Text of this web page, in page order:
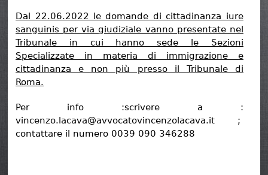
Dal 22.06.2022 le domande di cittadinanza iure
sanguinis per via giudiziale vanno presentate nel
Tribunale in cui hanno sede le Sezioni
Specializzate in materia di immigrazione e
cittadinanza e non più presso il Tribunale di
Roma.
Per info :scrivere a :
vincenzo.lacava@avvocatovincenzolacava.it ;
contattare il numero 0039 090 346288